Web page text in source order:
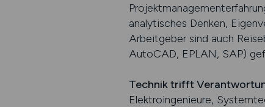
analytisches Denken,
Arbeitgeber sind auch
AutoCAD, EPLAN, SAP)
Technik trifft
Elektroingenieure,